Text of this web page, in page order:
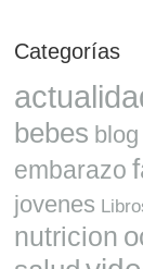
Categorías
bebes blog
embarazo
jovenes
nutricion